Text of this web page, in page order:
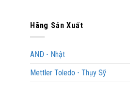
Hãng Sản Xuất
AND - Nhật
Mettler Toledo - Thụy Sỹ